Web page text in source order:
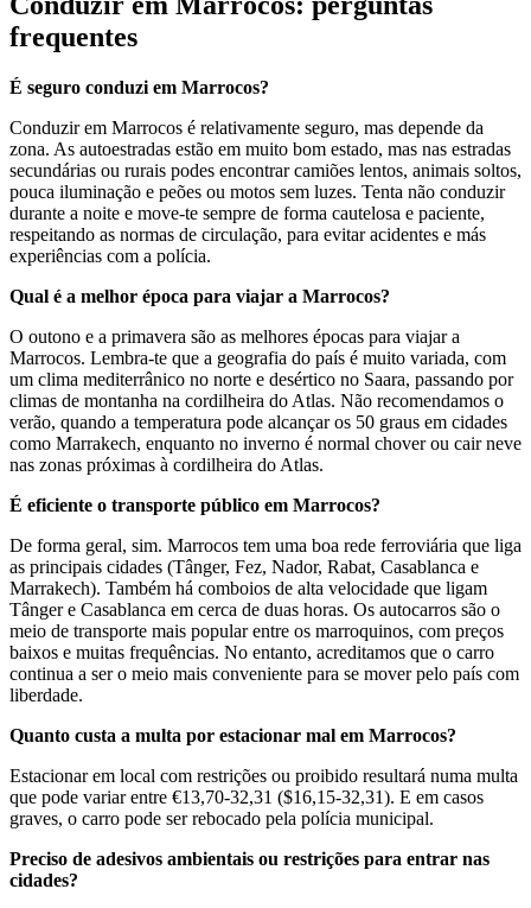
frequentes
É seguro conduzi em Marrocos?
Conduzir em Marrocos é relativamente seguro, mas depende da
zona. As autoestradas estão em muito bom estado, mas nas estradas
secundárias ou rurais podes encontrar camiões lentos, animais soltos,
pouca iluminação e peões ou motos sem luzes. Tenta não conduzir
durante a noite e move-te sempre de forma cautelosa e paciente,
respeitando as normas de circulação, para evitar acidentes e más
experiências com a polícia.
Qual é a melhor época para viajar a Marrocos?
O outono e a primavera são as melhores épocas para viajar a
Marrocos. Lembra-te que a geografia do país é muito variada, com
um clima mediterrânico no norte e desértico no Saara, passando por
climas de montanha na cordilheira do Atlas. Não recomendamos o
verão, quando a temperatura pode alcançar os 50 graus em cidades
como Marrakech, enquanto no inverno é normal chover ou cair neve
nas zonas próximas à cordilheira do Atlas.
É eficiente o transporte público em Marrocos?
De forma geral, sim. Marrocos tem uma boa rede ferroviária que liga
as principais cidades (Tânger, Fez, Nador, Rabat, Casablanca e
Marrakech). Também há comboios de alta velocidade que ligam
Tânger e Casablanca em cerca de duas horas. Os autocarros são o
meio de transporte mais popular entre os marroquinos, com preços
baixos e muitas frequências. No entanto, acreditamos que o carro
continua a ser o meio mais conveniente para se mover pelo país com
liberdade.
Quanto custa a multa por estacionar mal em Marrocos?
Estacionar em local com restrições ou proibido resultará numa multa
que pode variar entre €13,70-32,31 ($16,15-32,31). E em casos
graves, o carro pode ser rebocado pela polícia municipal.
Preciso de adesivos ambientais ou restrições para entrar nas
cidades?